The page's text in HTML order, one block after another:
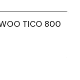
TICO 800